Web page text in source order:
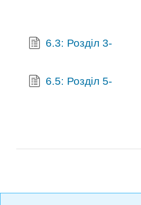
6.3: Розділ 3-
6.5: Розділ 5-